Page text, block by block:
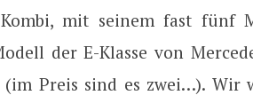
mit seinem fast fünf
der E-Klasse von
Preis sind es zwei…). Wir